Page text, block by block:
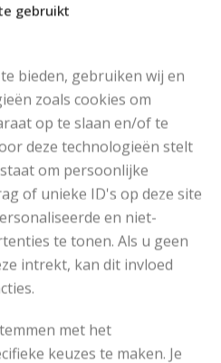
gebruikt
bieden, gebruiken wij en
zoals cookies om
op te slaan en/of te
deze technologieën stelt
om persoonlijke
of unieke ID's op deze site
en niet-
te tonen. Als u geen
intrekt, kan dit invloed
met het
keuzes te maken. Je
MET BREIMACHINES
sjaal, knuffel of iets anders
je nodig hebt om het werk af
het soort breiwerk, bevatten